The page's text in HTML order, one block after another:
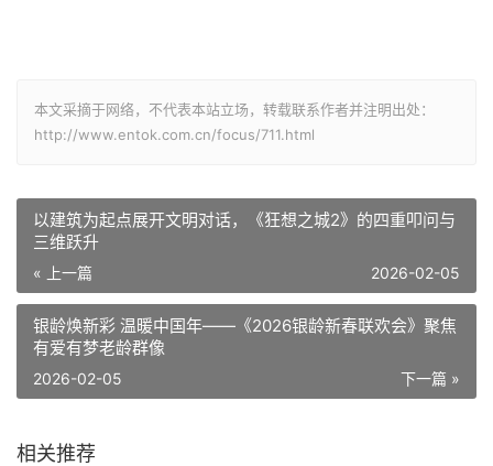
本文采摘于网络，不代表本站立场，转载联系作者并注明出处：
http://www.entok.com.cn/focus/711.html
以建筑为起点展开文明对话，《狂想之城2》的四重叩问与
三维跃升
« 上一篇 2026-02-05
银龄焕新彩 温暖中国年——《2026银龄新春联欢会》聚焦
有爱有梦老龄群像
下一篇 »
2026-02-05
相关推荐